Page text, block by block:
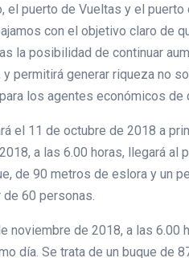
puerto de Vueltas y el
con el objetivo claro
la posibilidad de continuar
permitirá generar riqueza no
los agentes económicos de
el 11 de octubre de 2018 a
a las 6.00 horas, llegará
de 90 metros de eslora y un
60 personas.
noviembre de 2018, a las
día. Se trata de un buque